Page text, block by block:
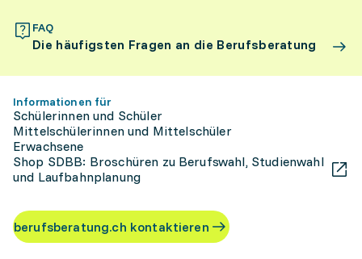
FAQ
Die häufigsten Fragen an die Berufsberatung
Informationen für
Schülerinnen und Schüler
Mittelschülerinnen und Mittelschüler
Erwachsene
Shop SDBB: Broschüren zu Berufswahl, Studienwahl
und Laufbahnplanung
berufsberatung.ch kontaktieren